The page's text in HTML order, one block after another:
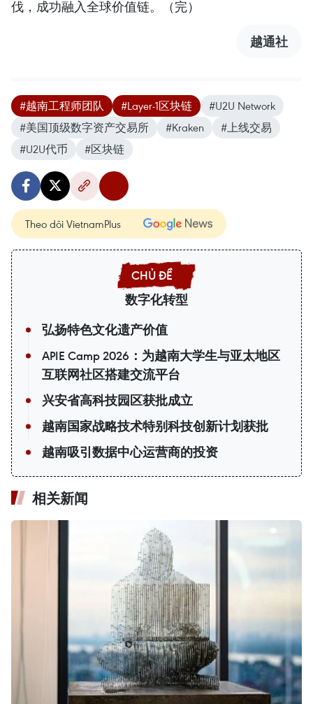
伐，成功融入全球价值链。（完）
越通社
#越南工程师团队 #Layer-1区块链
#U2U Network
#美国顶级数字资产交易所
#Kraken
#上线交易
#U2U代币
#区块链
Theo dõi VietnamPlus
数字化转型
弘扬特色文化遗产价值
APIE Camp 2026：为越南大学生与亚太地区
互联网社区搭建交流平台
兴安省高科技园区获批成立
越南国家战略技术特别科技创新计划获批
越南吸引数据中心运营商的投资
相关新闻